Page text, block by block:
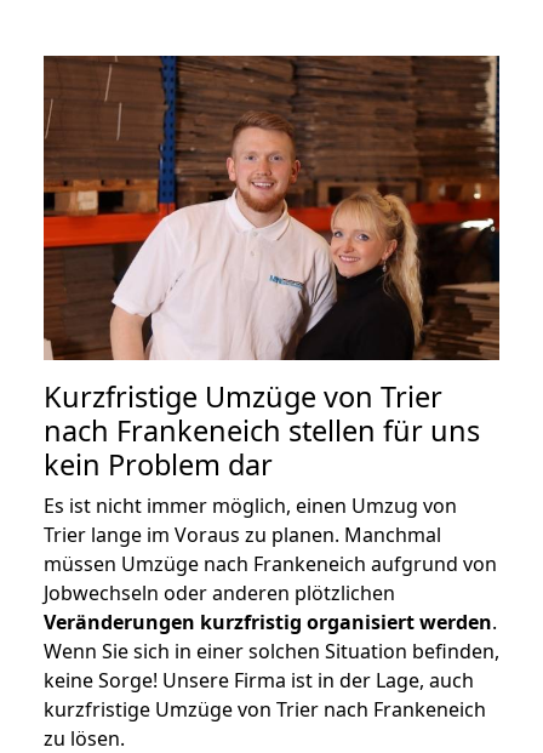
Kurzfristige Umzüge von Trier
nach Frankeneich stellen für uns
kein Problem dar
Es ist nicht immer möglich, einen Umzug von
Trier lange im Voraus zu planen. Manchmal
müssen Umzüge nach Frankeneich aufgrund von
Jobwechseln oder anderen plötzlichen
Veränderungen kurzfristig organisiert werden.
Wenn Sie sich in einer solchen Situation befinden,
keine Sorge! Unsere Firma ist in der Lage, auch
kurzfristige Umzüge von Trier nach Frankeneich
zu lösen.